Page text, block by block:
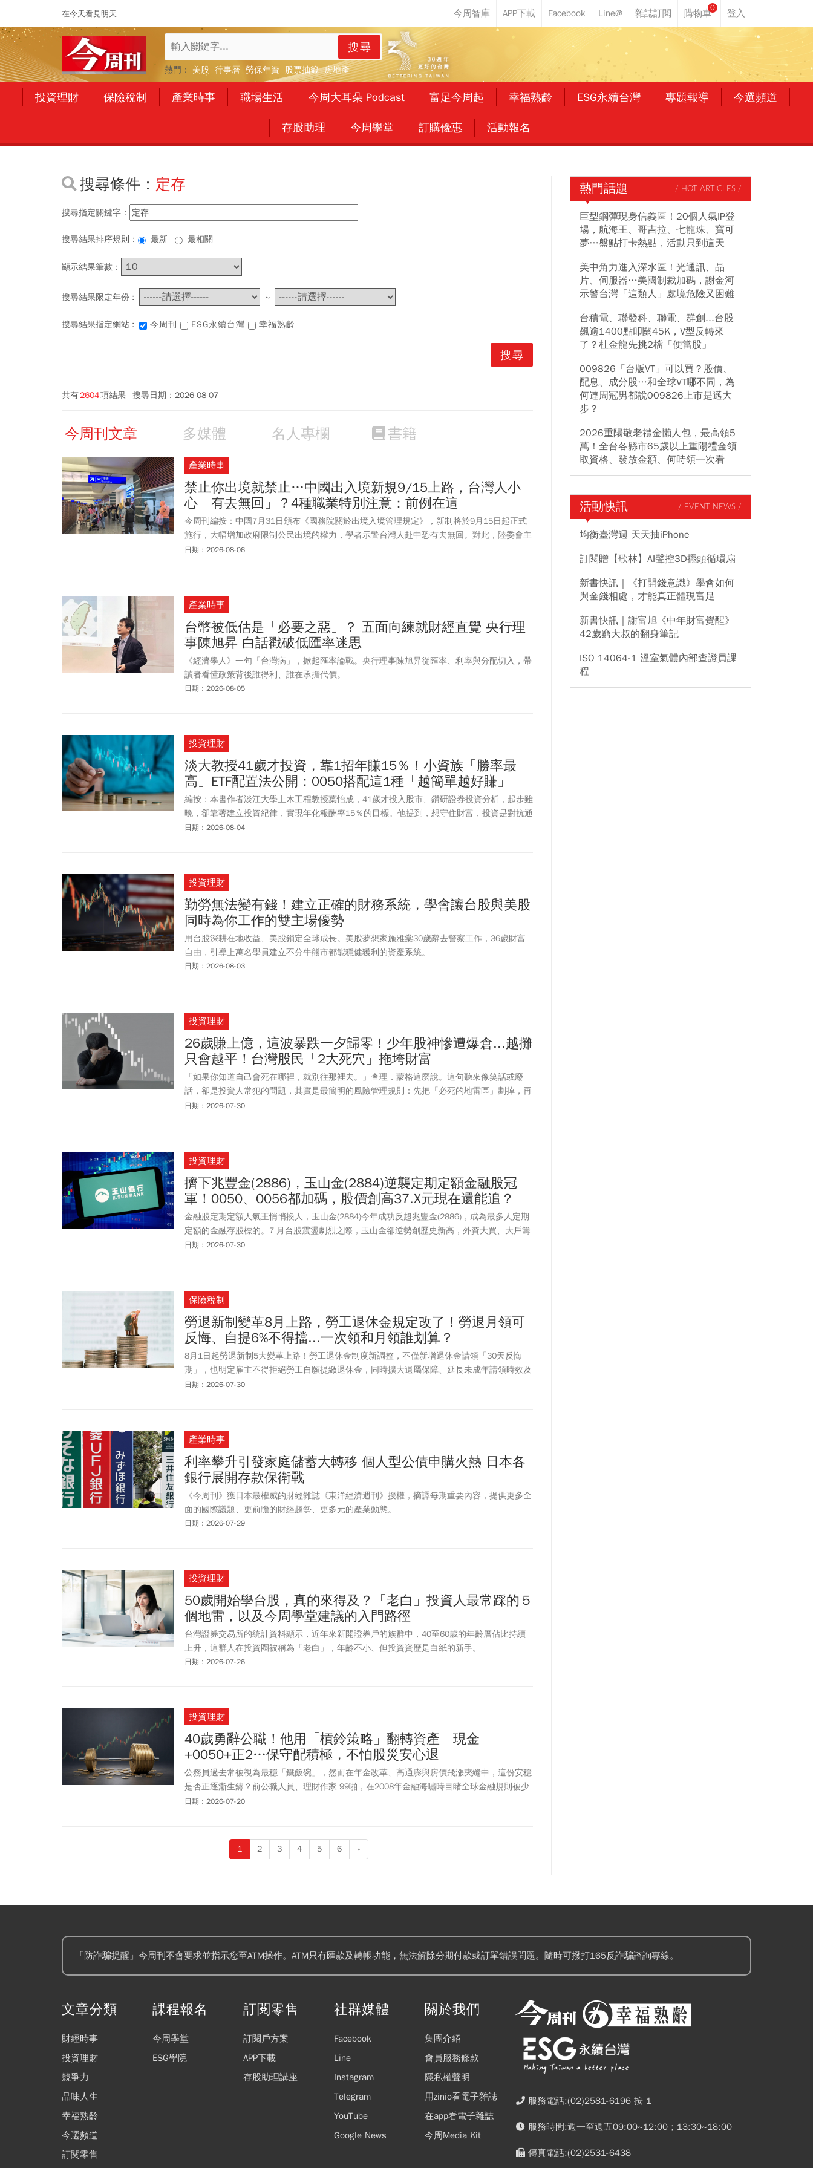
在今天看見明天
0
搜尋
熱門： 美股 行事曆 勞保年資 股票抽籤 房地產
投資理財 保險稅制 產業時事 職場生活 今周大耳朵 Podcast 富足今周起 幸福熟齡 ESG永續台灣 專題報導 今選頻道
存股助理 今周學堂 訂購優惠 活動報名
搜尋條件： 定存
搜尋指定關鍵字：
搜尋結果排序規則： 最新 最相關
顯示結果筆數：
搜尋結果限定年份 : ~
搜尋結果指定網站 : 今周刊 ESG永續台灣 幸福熟齡
共有2604項結果 搜尋日期： 2026-08-07
今周刊文章 多媒體 名人專欄 書籍
產業時事
禁止你出境就禁止…中國出入境新規9/15上路，台灣人小
心「有去無回」？4種職業特別注意：前例在這
今周刊編按：中國7月31日頒布《國務院關於出境入境管理規定》，新制將於9月15日起正式
施行，大幅增加政府限制公民出境的權力，學者示警台灣人赴中恐有去無回。對此，陸委會主
委邱垂正周三(8/5)在立法院受訪時表示，中國不斷翻修國家安全相關法令，這些法律會帶給
現不少相關影片，有中國民眾分享自己即使持有護照、簽證及機票，出境時仍可能遭檢查手
機；一旦被認定使用VPN或手機內有違規內容，就可能無法出境。
日期：2026-08-06
產業時事
台幣被低估是「必要之惡」？ 五面向練就財經直覺 央行理
事陳旭昇 白話戳破低匯率迷思
《經濟學人》一句「台灣病」，掀起匯率論戰。央行理事陳旭昇從匯率、利率與分配切入，帶
讀者看懂政策背後誰得利、誰在承擔代價。
日期：2026-08-05
投資理財
淡大教授41歲才投資，靠1招年賺15％！小資族「勝率最
高」ETF配置法公開：0050搭配這1種「越簡單越好賺」
編按：本書作者淡江大學土木工程教授葉怡成，41歲才投入股市、鑽研證券投資分析，起步雖
晚，卻靠著建立投資紀律，實現年化報酬率15％的目標。他提到，想守住財富，投資是對抗通
膨的重要方法。其中，ETF具備「一次買進多檔股票、分散投資風險」的特質，同時擁有低成
日期：2026-08-04
投資理財
勤勞無法變有錢！建立正確的財務系統，學會讓台股與美股
同時為你工作的雙主場優勢
用台股深耕在地收益、美股鎖定全球成長。美股夢想家施雅棠30歲辭去警察工作，36歲財富
自由，引導上萬名學員建立不分牛熊市都能穩健獲利的資產系統。
日期：2026-08-03
投資理財
26歲賺上億，這波暴跌一夕歸零！少年股神慘遭爆倉...越攤
只會越平！台灣股民「2大死穴」拖垮財富
「如果你知道自己會死在哪裡，就別往那裡去。」查理．蒙格這麼說。這句聽來像笑話或廢
話，卻是投資人常犯的問題，其實是最簡明的風險管理規則：先把「必死的地雷區」劃掉，再
談獲利。
日期：2026-07-30
投資理財
擠下兆豐金(2886)，玉山金(2884)逆襲定期定額金融股冠
軍！0050、0056都加碼，股價創高37.X元現在還能追？
金融股定期定額人氣王悄悄換人，玉山金(2884)今年成功反超兆豐金(2886)，成為最多人定期
定額的金融存股標的。7 月台股震盪劇烈之際，玉山金卻逆勢創歷史新高，外資大買、大戶籌
碼集中，散戶反而趁高點獲利了結，下半年還有三商壽併購案將完成產品線最後一塊拼圖，這
日期：2026-07-30
保險稅制
勞退新制變革8月上路，勞工退休金規定改了！勞退月領可
反悔、自提6%不得擋...一次領和月領誰划算？
8月1日起勞退新制5大變革上路！勞工退休金制度新調整，不僅新增退休金請領「30天反悔
期」，也明定雇主不得拒絕勞工自願提繳退休金，同時擴大遺屬保障、延長未成年請領時效及
加重欠繳責任。《今周刊》整理勞退新制5大變革資訊提供給讀者，一文了解勞工保障有哪
日期：2026-07-30
產業時事
利率攀升引發家庭儲蓄大轉移 個人型公債申購火熱 日本各
銀行展開存款保衛戰
《今周刊》獲日本最權威的財經雜誌《東洋經濟週刊》授權，摘譯每期重要內容，提供更多全
面的國際議題、更前瞻的財經趨勢、更多元的產業動態。
日期：2026-07-29
投資理財
50歲開始學台股，真的來得及？「老白」投資人最常踩的５
個地雷，以及今周學堂建議的入門路徑
台灣證券交易所的統計資料顯示，近年來新開證券戶的族群中，40至60歲的年齡層佔比持續
上升，這群人在投資圈被稱為「老白」，年齡不小、但投資資歷是白紙的新手。
日期：2026-07-26
投資理財
40歲勇辭公職！他用「槓鈴策略」翻轉資產 現金
+0050+正2…保守配積極，不怕股災安心退
公務員過去常被視為最穩「鐵飯碗」，然而在年金改革、高通膨與房價飛漲夾縫中，這份安穩
是否正逐漸生鏽？前公職人員、理財作家 99啪，在2008年金融海嘯時目睹全球金融規則被少
數人操弄，因而下定決心學習資本市場遊戲規則。他從一名毫無投資經驗的小白，逐步摸索出
日期：2026-07-20
1 2 3 4 5 6 »
熱門話題 / HOT ARTICLES /
巨型鋼彈現身信義區！20個人氣IP登
場，航海王、哥吉拉、七龍珠、寶可
夢…盤點打卡熱點，活動只到這天
美中角力進入深水區！光通訊、晶
片、伺服器…美國制裁加碼，謝金河
示警台灣「這類人」處境危險又困難
台積電、聯發科、聯電、群創...台股
飆逾1400點叩關45K，V型反轉來
了？杜金龍先挑2檔「便當股」
009826「台版VT」可以買？股價、
配息、成分股…和全球VT哪不同，為
何連周冠男都說009826上市是邁大
步？
2026重陽敬老禮金懶人包，最高領5
萬！全台各縣市65歲以上重陽禮金領
取資格、發放金額、何時領一次看
活動快訊 / EVENT NEWS /
均衡臺灣週 天天抽iPhone
訂閱贈【歌林】AI聲控3D擺頭循環扇
新書快訊｜《打開錢意識》學會如何
與金錢相處，才能真正體現富足
新書快訊｜謝富旭《中年財富覺醒》
42歲窮大叔的翻身筆記
ISO 14064-1 溫室氣體內部查證員課
程
「防詐騙提醒」今周刊不會要求並指示您至ATM操作。ATM只有匯款及轉帳功能，無法解除分期付款或訂單錯誤問題。隨時可撥打165反詐騙諮詢專線。
文章分類
財經時事
投資理財
競爭力
品味人生
幸福熟齡
今選頻道
訂閱零售
課程報名
今周學堂
ESG學院
訂閱零售
訂閱戶方案
APP下載
存股助理講座
社群媒體
Facebook
Line
Instagram
Telegram
YouTube
Google News
關於我們
集團介紹
會員服務條款
隱私權聲明
用zinio看電子雜誌
在app看電子雜誌
今周Media Kit
服務電話:(02)2581-6196 按 1
服務時間:週一至週五09:00~12:00；13:30~18:00
傳真電話:(02)2531-6438